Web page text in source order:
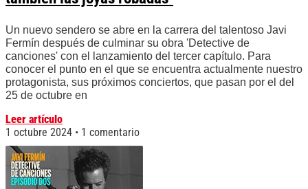
Un nuevo sendero se abre en la carrera del talentoso Javi
Fermín después de culminar su obra 'Detective de
canciones' con el lanzamiento del tercer capítulo. Para
conocer el punto en el que se encuentra actualmente nuestro
protagonista, sus próximos conciertos, que pasan por el del
25 de octubre en
Leer artículo
1 octubre 2024
1 comentario